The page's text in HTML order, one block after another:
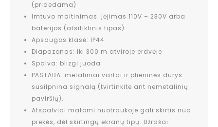
(pridedama)
Imtuvo maitinimas: įėjimas 110V – 230V arba
baterijos (atsitiktinis tipas)
Apsaugos klasė: IP44
Diapazonas: iki 300 m atviroje erdvėje
Spalva: blizgi juoda
PASTABA: metaliniai vartai ir plieninės durys
susilpnina signalą (tvirtinkite ant nemetalinių
paviršių).
Atspalviai matomi nuotraukoje gali skirtis nuo
prekės, dėl skirtingų ekranų tipų. Užrašai